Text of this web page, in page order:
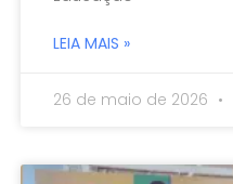
LEIA MAIS »
26 de maio de 2026